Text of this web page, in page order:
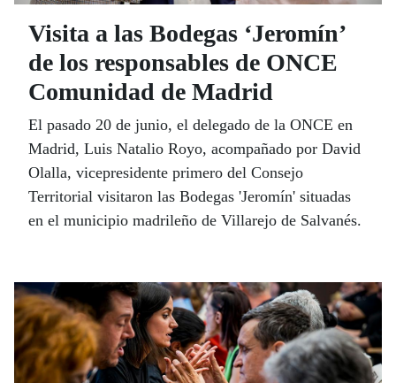
Visita a las Bodegas ‘Jeromín’
de los responsables de ONCE
Comunidad de Madrid
El pasado 20 de junio, el delegado de la ONCE en
Madrid, Luis Natalio Royo, acompañado por David
Olalla, vicepresidente primero del Consejo
Territorial visitaron las Bodegas 'Jeromín' situadas
en el municipio madrileño de Villarejo de Salvanés.